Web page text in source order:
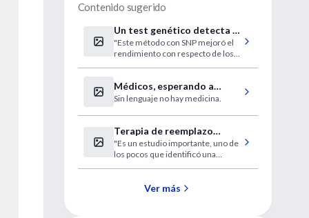
Contenido sugerido
Un test genético detecta la
aneuploidía fetal
"Este método con SNP mejoró el
rendimiento con respecto de los
Médicos, esperando a
Godot
Sin lenguaje no hay medicina.
Terapia de reemplazo
hormonal en hombres
mayores
"Es un estudio importante, uno de
los pocos que identificó una
función muscular y la resistencia".
Ver más